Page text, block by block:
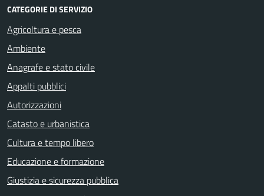
CATEGORIE DI SERVIZIO
Agricoltura e pesca
Ambiente
Anagrafe e stato civile
Appalti pubblici
Autorizzazioni
Catasto e urbanistica
Cultura e tempo libero
Educazione e formazione
Giustizia e sicurezza pubblica